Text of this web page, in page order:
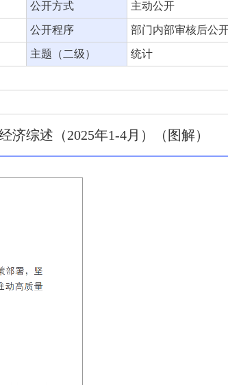
公开方式 主动公开
公开程序 部门内部审核后公
主题（二级） 统计
济综述（2025年1-4月）（图解）